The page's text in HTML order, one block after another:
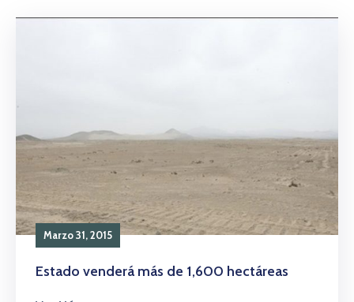
Marzo 31, 2015
Estado venderá más de 1,600 hectáreas